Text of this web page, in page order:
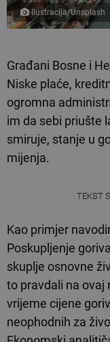
Ilustracija/Unsplash
Građani Bosne i
Niske plaće,
ogromna
im da sebi priušte
smiruje, stanje u
mijenja.
TEKST
Kao primjer
Poskupljenje
skuplje osnovne
to pravdali na ovaj
vrijeme cijene
neophodnih za